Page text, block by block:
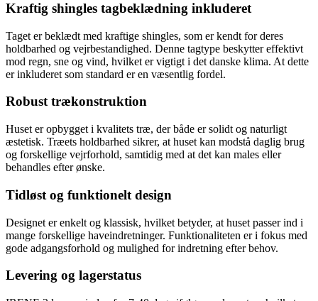
Kraftig shingles tagbeklædning inkluderet
Taget er beklædt med kraftige shingles, som er kendt for deres
holdbarhed og vejrbestandighed. Denne tagtype beskytter effektivt
mod regn, sne og vind, hvilket er vigtigt i det danske klima. At dette
er inkluderet som standard er en væsentlig fordel.
Robust trækonstruktion
Huset er opbygget i kvalitets træ, der både er solidt og naturligt
æstetisk. Træets holdbarhed sikrer, at huset kan modstå daglig brug
og forskellige vejrforhold, samtidig med at det kan males eller
behandles efter ønske.
Tidløst og funktionelt design
Designet er enkelt og klassisk, hvilket betyder, at huset passer ind i
mange forskellige haveindretninger. Funktionaliteten er i fokus med
gode adgangsforhold og mulighed for indretning efter behov.
Levering og lagerstatus